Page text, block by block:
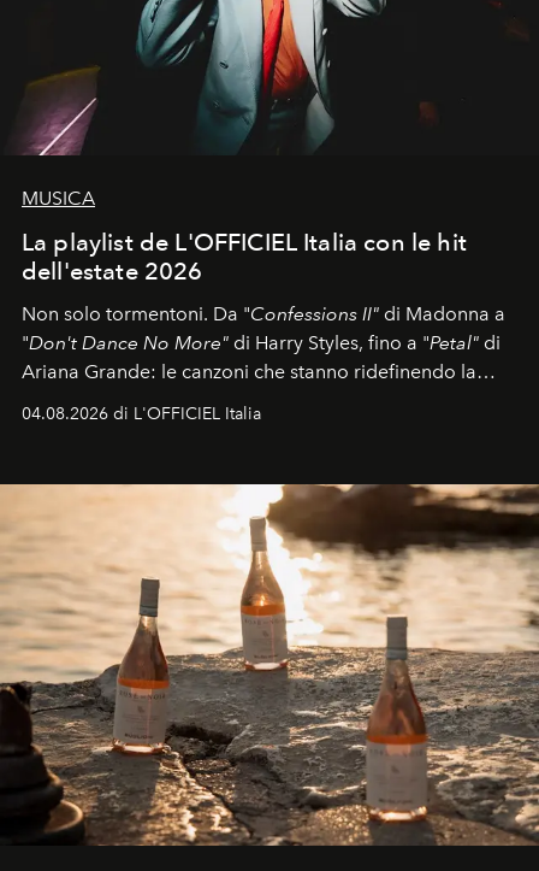
MUSICA
La playlist de L'OFFICIEL Italia con le hit
dell'estate 2026
Non solo tormentoni. Da "Confessions II" di Madonna a
"Don't Dance No More" di Harry Styles, fino a "Petal" di
Ariana Grande: le canzoni che stanno ridefinendo la
04.08.2026 di L'OFFICIEL Italia